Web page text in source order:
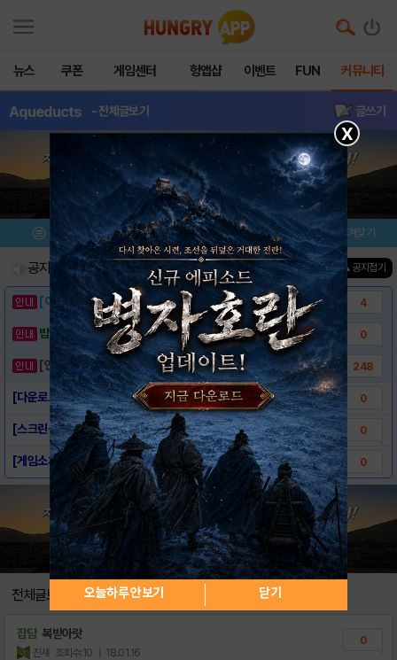
뉴스 쿠폰 게임센터 헝앱샵 이벤트 FUN 커뮤니티
Aqueducts - 전체글보기 글쓰기
메뉴 이벤트/미션 설치/평가 즐겨찾기
공지사항 진행중인 이벤트0 건 ▲ 공지접기
[이벤트] 웃음으로 매일매일 해피! 유머 게시.. 4
밥알이의 헝앱통신 ⑲ “밥알이, 드디어 멀티를.. 0
[안내] 헝그리앱 필수 상식! 밥알 획득 안내.. 248
[다운로드 링크] Aqueducts 0
[스크린샷] Aqueducts 0
[게임소개] Aqueducts 0
전체글보기
잡담 복받아랏
진섀 조회수:10 | 18.01.16
0
X
오늘하루 안보기 닫기